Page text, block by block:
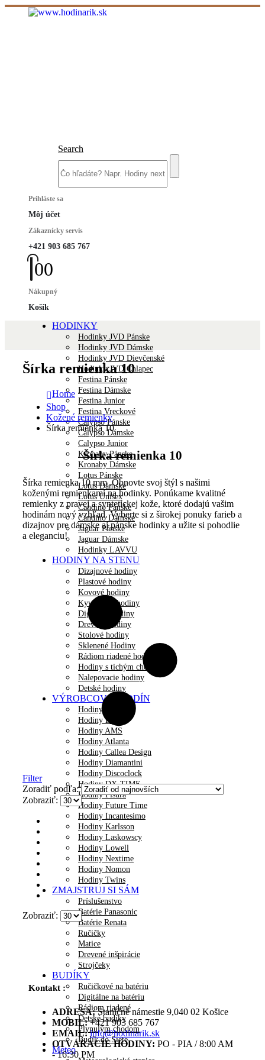
Search
Prihláste sa
Môj účet
Zákaznícky servis
+421 903 685 767
00
Nákupný
Košík
HODINKY
Hodinky JVD Pánske
Hodinky JVD Dámske
Hodinky JVD Dievčenské
Hodinky JVD Chlapec
Festina Pánske
Festina Dámske
Festina Junior
Festina Vreckové
Calypso Pánske
Calypso Dámske
Calypso Junior
Kronaby Pánske
Kronaby Dámske
Lotus Pánske
Lotus Dámske
Lotus Unisex
Candino Pánske
Candino Dámske
Jaguar Pánske
Jaguar Dámske
Hodinky LAVVU
HODINY NA STENU
Dizajnové hodiny
Plastové hodiny
Kovové hodiny
Kyvadlové hodiny
Digitálne hodiny
Drevené hodiny
Stolové hodiny
Sklenené Hodiny
Rádiom riadené hodiny
Hodiny s tichým chodom
Nalepovacie hodiny
Detské hodiny
VÝROBCOVIA HODÍN
Hodiny JVD
Hodiny Lavvu
Hodiny AMS
Hodiny Atlanta
Hodiny Callea Design
Hodiny Diamantini
Hodiny Discoclock
Hodiny DX-TIME
Hodiny Fisura
Hodiny Future Time
Hodiny Incantesimo
Hodiny Karlsson
Hodiny Laskowscy
Hodiny Lowell
Hodiny Nextime
Hodiny Nomon
Hodiny Twins
ZMAJSTRUJ SI SÁM
Príslušenstvo
Batérie Panasonic
Batérie Renata
Ručičky
Matice
Drevené inšpirácie
Strojčeky
BUDÍKY
Ručičkové na batériu
Digitálne na batériu
Rádiom riadené
Detské budíky
Plynulým chodom
Budík do Siete
Meteo
Šírka remienka 10
Home
Shop
Kožené remienky
Šírka remienka 10
Šírka remienka 10
Šírka remienka 10 mm .Obnovte svoj štýl s našimi
koženými remienkami na hodinky. Ponúkame kvalitné
remienky z pravej a syntetickej kože, ktoré dodajú vašim
hodinám nový vzhľad. Vyberte si z širokej ponuky farieb a
dizajnov pre dámske aj pánske hodinky a užite si pohodlie
a eleganciu!
Filter
Zoradiť podľa:
Zobraziť:
Zobraziť:
Kontakt :
ADRESA: Staničné námestie 9,040 02 Košice
MOBIL: +421 903 685 767
EMAIL: info@hodinarik.sk
OTVÁRACIE HODINY: PO - PIA / 8:00 AM
- 16:30 PM